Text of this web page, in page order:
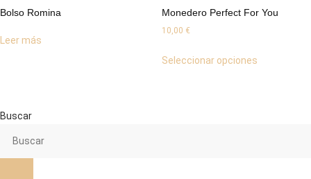
Bolso Romina
Leer más
Monedero Perfect For You
10,00 €
Seleccionar opcionesproducto
Buscar